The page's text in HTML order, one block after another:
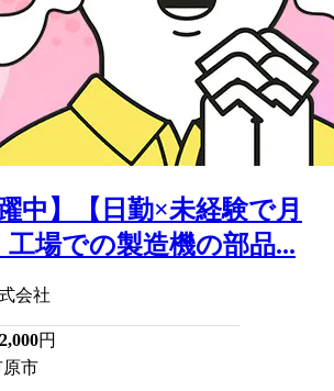
躍中】【日勤×未経験で月
工場での製造機の部品...
会社
円
市